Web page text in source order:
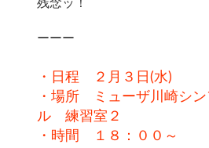
残念ッ！
ーーー
・日程 ２月３日(水)
・場所 ミューザ川崎シン
ル 練習室２
・時間 １８：００～